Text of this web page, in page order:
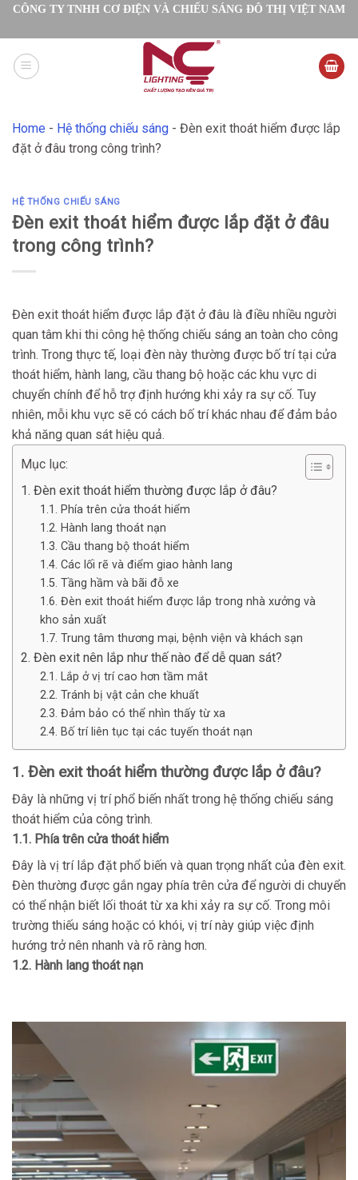
SkipCÔNG TY TNHH CƠ ĐIỆN VÀ CHIẾU SÁNG ĐÔ THỊ VIỆT NAM
Home - Hệ thống chiếu sáng - Đèn exit thoát hiểm được lắp
đặt ở đâu trong công trình?
HỆ THỐNG CHIẾU SÁNG
Đèn exit thoát hiểm được lắp đặt ở đâu
trong công trình?
Đèn exit thoát hiểm được lắp đặt ở đâu là điều nhiều người
quan tâm khi thi công hệ thống chiếu sáng an toàn cho công
trình. Trong thực tế, loại đèn này thường được bố trí tại cửa
thoát hiểm, hành lang, cầu thang bộ hoặc các khu vực di
chuyển chính để hỗ trợ định hướng khi xảy ra sự cố. Tuy
nhiên, mỗi khu vực sẽ có cách bố trí khác nhau để đảm bảo
khả năng quan sát hiệu quả.
Mục lục:
1. Đèn exit thoát hiểm thường được lắp ở đâu?
1.1. Phía trên cửa thoát hiểm
1.2. Hành lang thoát nạn
1.3. Cầu thang bộ thoát hiểm
1.4. Các lối rẽ và điểm giao hành lang
1.5. Tầng hầm và bãi đỗ xe
1.6. Đèn exit thoát hiểm được lắp trong nhà xưởng và
kho sản xuất
1.7. Trung tâm thương mại, bệnh viện và khách sạn
2. Đèn exit nên lắp như thế nào để dễ quan sát?
2.1. Lắp ở vị trí cao hơn tầm mắt
2.2. Tránh bị vật cản che khuất
2.3. Đảm bảo có thể nhìn thấy từ xa
2.4. Bố trí liên tục tại các tuyến thoát nạn
1. Đèn exit thoát hiểm thường được lắp ở đâu?
Đây là những vị trí phổ biến nhất trong hệ thống chiếu sáng
thoát hiểm của công trình.
1.1. Phía trên cửa thoát hiểm
Đây là vị trí lắp đặt phổ biến và quan trọng nhất của đèn exit.
Đèn thường được gắn ngay phía trên cửa để người di chuyển
có thể nhận biết lối thoát từ xa khi xảy ra sự cố. Trong môi
trường thiếu sáng hoặc có khói, vị trí này giúp việc định
hướng trở nên nhanh và rõ ràng hơn.
1.2. Hành lang thoát nạn